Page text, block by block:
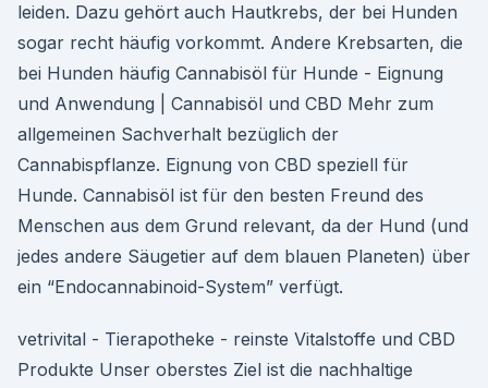
leiden. Dazu gehört auch Hautkrebs, der bei Hunden
sogar recht häufig vorkommt. Andere Krebsarten, die
bei Hunden häufig Cannabisöl für Hunde - Eignung
und Anwendung | Cannabisöl und CBD Mehr zum
allgemeinen Sachverhalt bezüglich der
Cannabispflanze. Eignung von CBD speziell für
Hunde. Cannabisöl ist für den besten Freund des
Menschen aus dem Grund relevant, da der Hund (und
jedes andere Säugetier auf dem blauen Planeten) über
ein “Endocannabinoid-System” verfügt.
vetrivital - Tierapotheke - reinste Vitalstoffe und CBD
Produkte Unser oberstes Ziel ist die nachhaltige